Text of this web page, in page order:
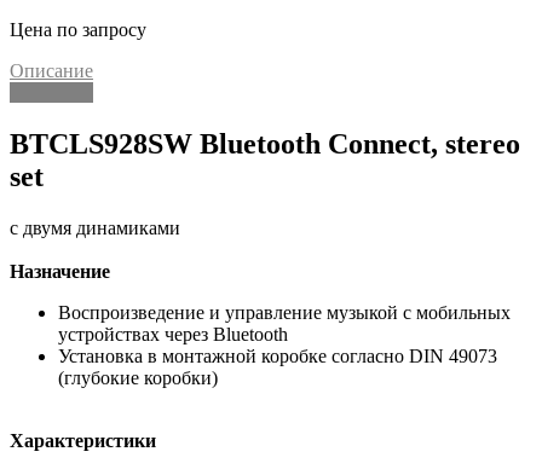
Цена по запросу
Описание
BTCLS928SW Bluetooth Connect, stereo
set
с двумя динамиками
Назначение
Воспроизведение и управление музыкой с мобильных
устройствах через Bluetooth
Установка в монтажной коробке согласно DIN 49073
(глубокие коробки)
Характеристики